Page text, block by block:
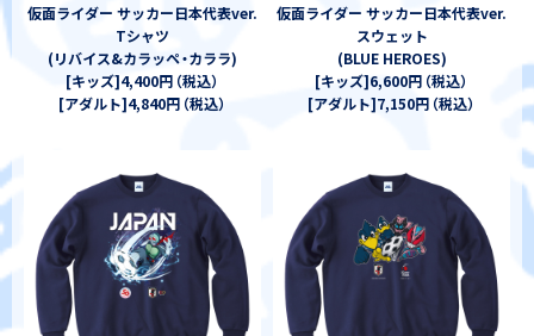
仮面ライダー サッカー日本代表ver.
Tシャツ
(リバイス&カラッペ・カララ)
[キッズ]4,400円（税込）
[アダルト]4,840円（税込）
仮面ライダー サッカー日本代表ver.
スウェット
(BLUE HEROES)
[キッズ]6,600円（税込）
[アダルト]7,150円（税込）